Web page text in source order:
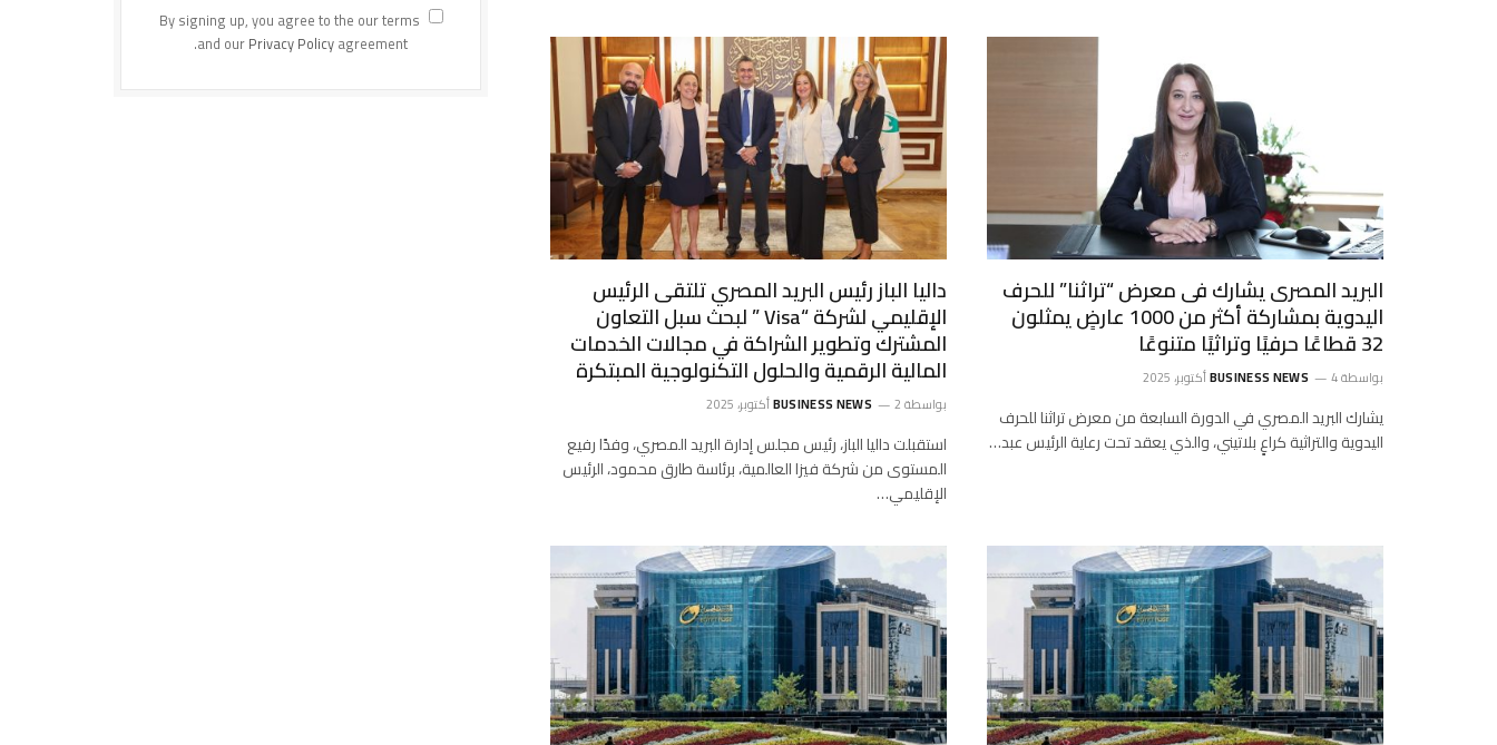
البريد المصرى يشارك فى معرض “تراثنا” للحرف
اليدوية بمشاركة أكثر من 1000 عارضٍ يمثلون
32 قطاعًا حرفيًا وتراثيًا متنوعًا
بواسطة BUSINESS NEWS 4 أكتوبر، 2025
يشارك البريد المصري في الدورة السابعة من معرض تراثنا للحرف
اليدوية والتراثية كراعٍ بلاتيني، والذي يعقد تحت رعاية الرئيس عبد…
داليا الباز رئيس البريد المصري تلتقى الرئيس
الإقليمي لشركة “Visa ” لبحث سبل التعاون
المشترك وتطوير الشراكة في مجالات الخدمات
المالية الرقمية والحلول التكنولوجية المبتكرة
بواسطة BUSINESS NEWS 2 أكتوبر، 2025
استقبلت داليا الباز، رئيس مجلس إدارة البريد المصري، وفدًا رفيع
المستوى من شركة فيزا العالمية، برئاسة طارق محمود، الرئيس
الإقليمي…
By signing up, you agree to the our terms
and ourPrivacy Policyagreement.